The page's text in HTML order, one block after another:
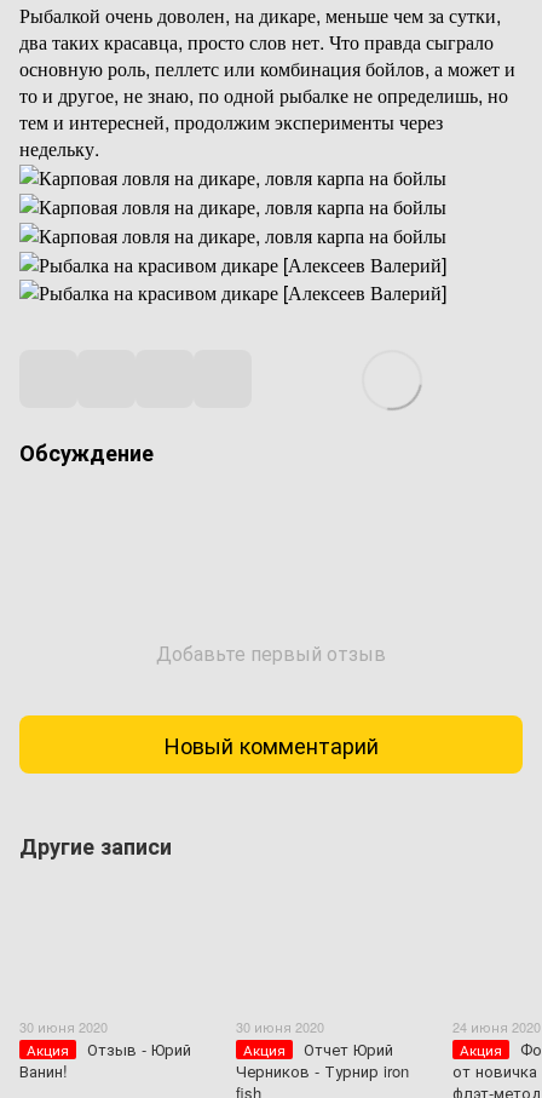
Рыбалкой очень доволен, на дикаре, меньше чем за сутки,
два таких красавца, просто слов нет. Что правда сыграло
основную роль, пеллетс или комбинация бойлов, а может и
то и другое, не знаю, по одной рыбалке не определишь, но
тем и интересней, продолжим эксперименты через
недельку.
Обсуждение
Добавьте первый отзыв
Новый комментарий
Другие записи
30 июня 2020
Акция
Отзыв - Юрий
Ванин!
30 июня 2020
Акция
Отчет Юрий
Черников - Турнир iron
fish
24 июня 2020
Акция
от
флэт-